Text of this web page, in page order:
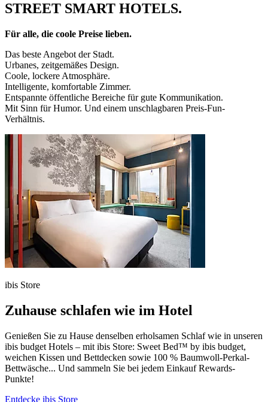
STREET SMART HOTELS.
Für alle, die coole Preise lieben.
Das beste Angebot der Stadt.
Urbanes, zeitgemäßes Design.
Coole, lockere Atmosphäre.
Intelligente, komfortable Zimmer.
Entspannte öffentliche Bereiche für gute Kommunikation.
Mit Sinn für Humor. Und einem unschlagbaren Preis-Fun-
Verhältnis.
ibis Store
Zuhause schlafen wie im Hotel
Genießen Sie zu Hause denselben erholsamen Schlaf wie in unseren
ibis budget Hotels – mit ibis Store: Sweet Bed™ by ibis budget,
weichen Kissen und Bettdecken sowie 100 % Baumwoll-Perkal-
Bettwäsche... Und sammeln Sie bei jedem Einkauf Rewards-
Punkte!
Entdecke ibis Store